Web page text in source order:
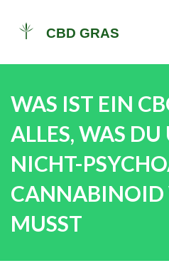
WAS IST EIN
ALLES, WAS DU
NICHT-
CANNABINOID
MUSST